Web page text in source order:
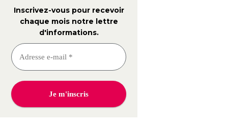
Inscrivez-vous pour recevoir
chaque mois notre lettre
d'informations.